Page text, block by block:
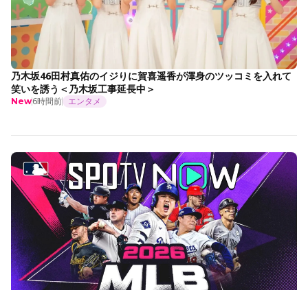
乃木坂46田村真佑のイジりに賀喜遥香が渾身のツッコミを入れて
笑いを誘う＜乃木坂工事延長中＞
New6時間前 エンタメ